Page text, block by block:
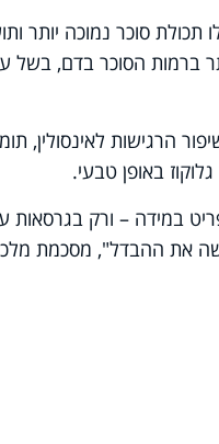
50% ומעלה – מה שמקנה לו תכולת סוכר נמוכה
ברמות הסוכר בדם, בשל
כמו פלבון-3-אולים, מסייעים בשיפור הרגישות
באופן טבעי.
במידה – ורק בגרסאות